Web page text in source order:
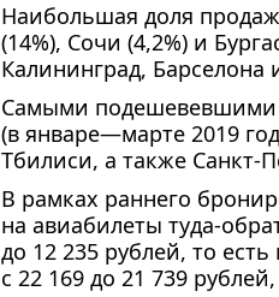
Наибольшая доля
(14%), Сочи (4,2%) и
Калининград, Барселона
Самыми подешевевшими
(в январе—марте 2019
Тбилиси, а также Санкт-
В рамках раннего
на авиабилеты туда-
до 12 235 рублей, то
с 22 169 до 21 739